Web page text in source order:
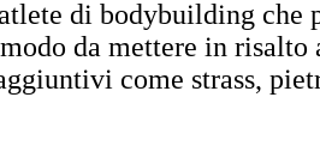
di bodybuilding che
da mettere in risalto
come strass,